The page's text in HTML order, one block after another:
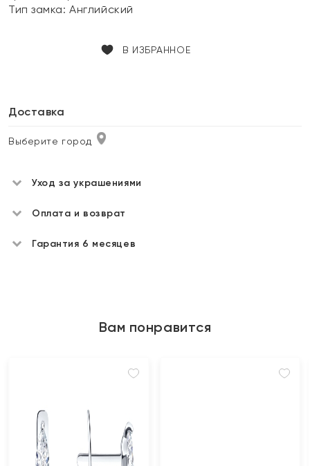
Тип замка:Английский
В ИЗБРАННОЕ
Доставка
Выберите город
Уход за украшениями
Оплата и возврат
Гарантия 6 месяцев
Вам понравится